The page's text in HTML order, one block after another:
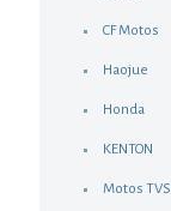
CF Motos
Haojue
Honda
KENTON
Motos TVS